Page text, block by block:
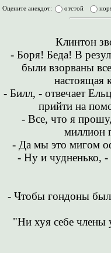
Оцените анекдот: отстой
Клинтон
- Боря! Беда! В
были взорваны
настоящая
- Билл, - отвечает
прийти на
- Все, что я
миллион
- Да мы это мигом
- Ну и чудненько,
- Чтобы гондоны
"Ни хуя себе члены